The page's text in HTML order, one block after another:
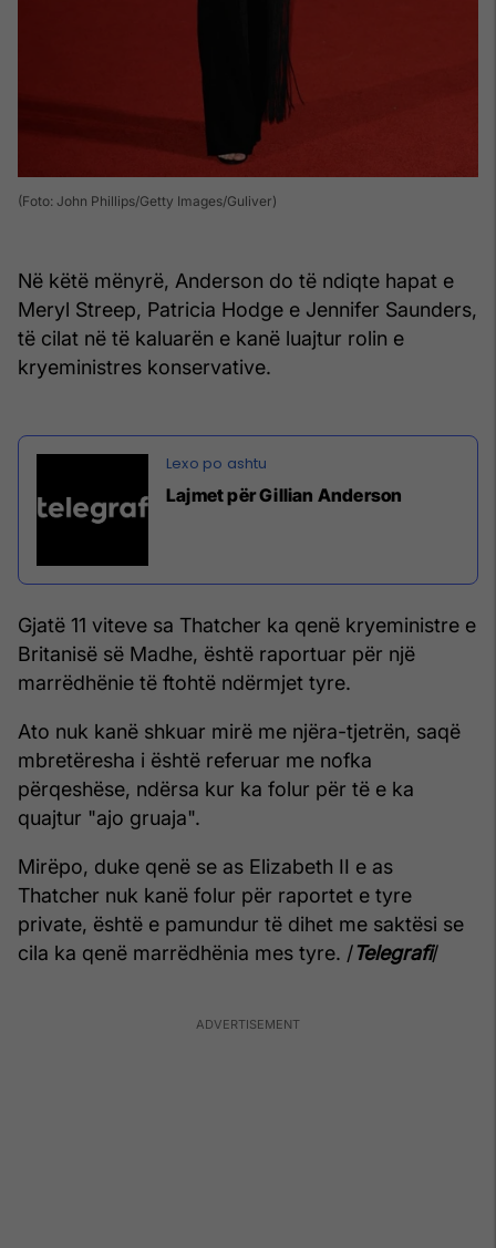
(Foto: John Phillips/Getty Images/Guliver)
Në këtë mënyrë, Anderson do të ndiqte hapat e
Meryl Streep, Patricia Hodge e Jennifer Saunders,
të cilat në të kaluarën e kanë luajtur rolin e
kryeministres konservative.
Lajmet për Gillian Anderson
Gjatë 11 viteve sa Thatcher ka qenë kryeministre e
Britanisë së Madhe, është raportuar për një
marrëdhënie të ftohtë ndërmjet tyre.
Ato nuk kanë shkuar mirë me njëra-tjetrën, saqë
mbretëresha i është referuar me nofka
përqeshëse, ndërsa kur ka folur për të e ka
quajtur "ajo gruaja".
Mirëpo, duke qenë se as Elizabeth II e as
Thatcher nuk kanë folur për raportet e tyre
private, është e pamundur të dihet me saktësi se
cila ka qenë marrëdhënia mes tyre. /Telegrafi/